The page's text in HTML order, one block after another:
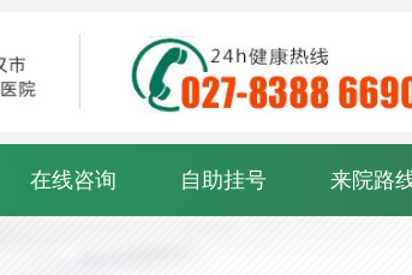
在线咨询 自助挂号 来院路